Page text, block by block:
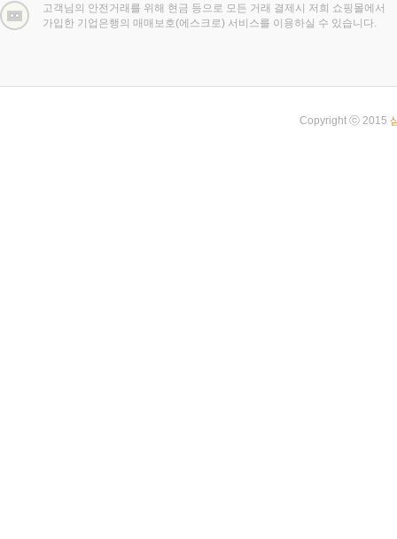
고객님의 안전거래를 위해 현금 등으로 모든 거래 결제시 저희 쇼핑몰에서
가입한 기업은행의 매매보호(에스크로) 서비스를 이용하실 수 있습니다.
Copyright ⓒ 2015